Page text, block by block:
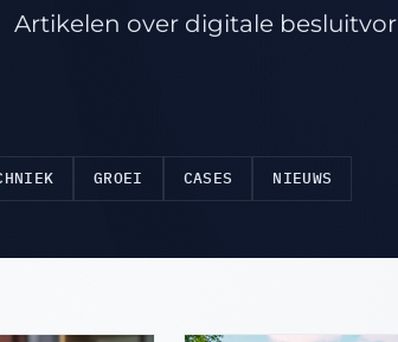
Artikelen over digitale
GROEI CASES NIEUWS